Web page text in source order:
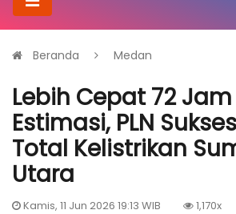
Beranda Medan
Lebih Cepat 72
Estimasi, PLN
Total Kelistrikan
Utara
Kamis, 11 Jun 2026 19:13 WIB
1,170x